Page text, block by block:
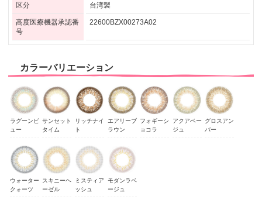
区分 台湾製
高度医療機器承認番
号
22600BZX00273A02
カラーバリエーション
ラグーンビ
ュー
サンセット
タイム
リッチナイ
ト
エアリーブ
ラウン
フォギーシ
ョコラ
アクアベー
ジュ
グロスアン
バー
ウォーター
クォーツ
スキニーヘ
ーゼル
ミスティア
ッシュ
モダンラベ
ージュ